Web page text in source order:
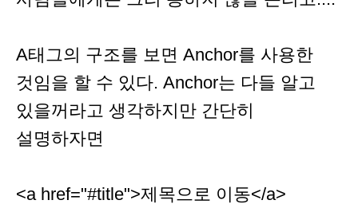
A태그의 구조를 보면 Anchor를 사용한
것임을 할 수 있다. Anchor는 다들 알고
있을꺼라고 생각하지만 간단히
설명하자면
<a href="#title">제목으로 이동</a>